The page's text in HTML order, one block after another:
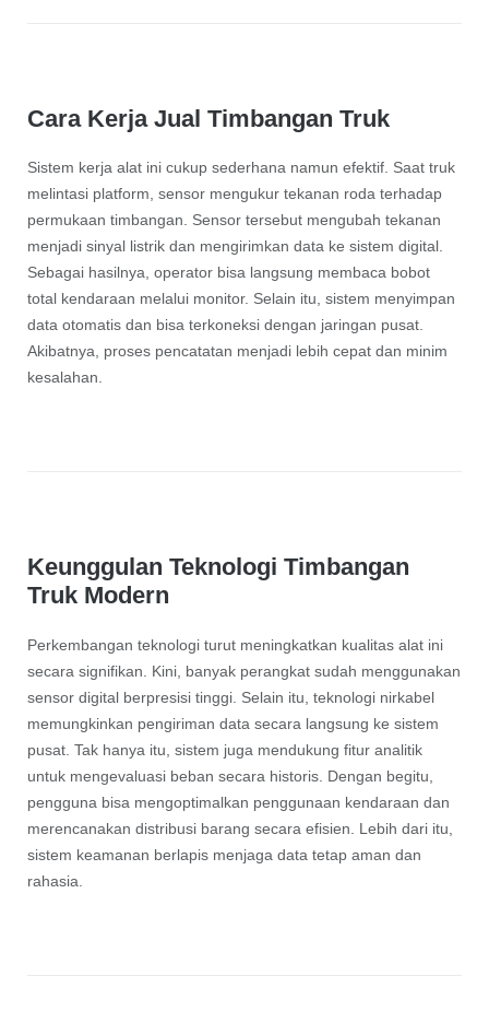
Cara Kerja Jual Timbangan Truk
Sistem kerja alat ini cukup sederhana namun efektif. Saat truk
melintasi platform, sensor mengukur tekanan roda terhadap
permukaan timbangan. Sensor tersebut mengubah tekanan
menjadi sinyal listrik dan mengirimkan data ke sistem digital.
Sebagai hasilnya, operator bisa langsung membaca bobot
total kendaraan melalui monitor. Selain itu, sistem menyimpan
data otomatis dan bisa terkoneksi dengan jaringan pusat.
Akibatnya, proses pencatatan menjadi lebih cepat dan minim
kesalahan.
Keunggulan Teknologi Timbangan
Truk Modern
Perkembangan teknologi turut meningkatkan kualitas alat ini
secara signifikan. Kini, banyak perangkat sudah menggunakan
sensor digital berpresisi tinggi. Selain itu, teknologi nirkabel
memungkinkan pengiriman data secara langsung ke sistem
pusat. Tak hanya itu, sistem juga mendukung fitur analitik
untuk mengevaluasi beban secara historis. Dengan begitu,
pengguna bisa mengoptimalkan penggunaan kendaraan dan
merencanakan distribusi barang secara efisien. Lebih dari itu,
sistem keamanan berlapis menjaga data tetap aman dan
rahasia.